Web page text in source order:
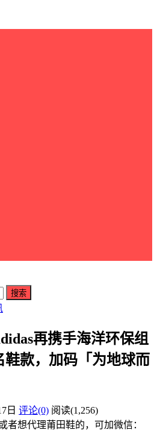
搜索
再携手海洋环保组
鞋款，加码「为地球而
日 评论(0) 阅读(1,256)
者想代理莆田鞋的，可加微信：